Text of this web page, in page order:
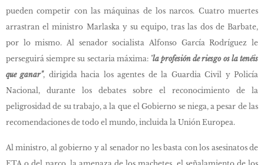
pueden competir con las máquinas de los narcos. Cuatro muertes
arrastran el ministro Marlaska y su equipo, tras las dos de Barbate,
por lo mismo. Al senador socialista Alfonso García Rodríguez le
perseguirá siempre su sectaria máxima: "la profesión de riesgo os la tenéis
que ganar", dirigida hacia los agentes de la Guardia Civil y Policía
Nacional, durante los debates sobre el reconocimiento de la
peligrosidad de su trabajo, a la que el Gobierno se niega, a pesar de las
recomendaciones de todo el mundo, incluida la Unión Europea.
Al ministro, al gobierno y al senador no les basta con los asesinatos de